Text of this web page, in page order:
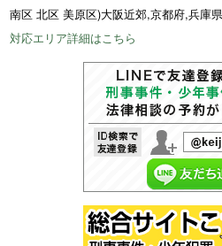
南区 北区 美原区)大阪近郊,京都府,兵庫
対応エリア詳細はこちら